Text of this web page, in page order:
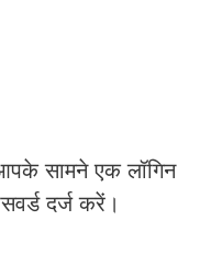
सामने एक लॉगिन
दर्ज करें।